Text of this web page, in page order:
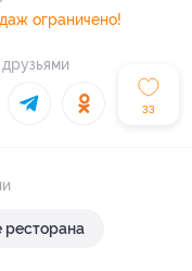
33
ограничено!
ресторана